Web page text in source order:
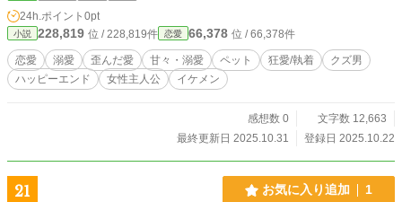
24h.ポイント 0pt
小説 228,819 位 / 228,819件 恋愛 66,378 位 / 66,378件
恋愛 溺愛 歪んだ愛 甘々・溺愛 ペット 狂愛/執着
クズ男
ハッピーエンド
女性主人公 イケメン
感想数 0
文字数 12,663
最終更新日 2025.10.31
登録日 2025.10.22
21 お気に入り追加 1